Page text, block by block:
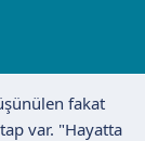
fakat
var. "Hayatta